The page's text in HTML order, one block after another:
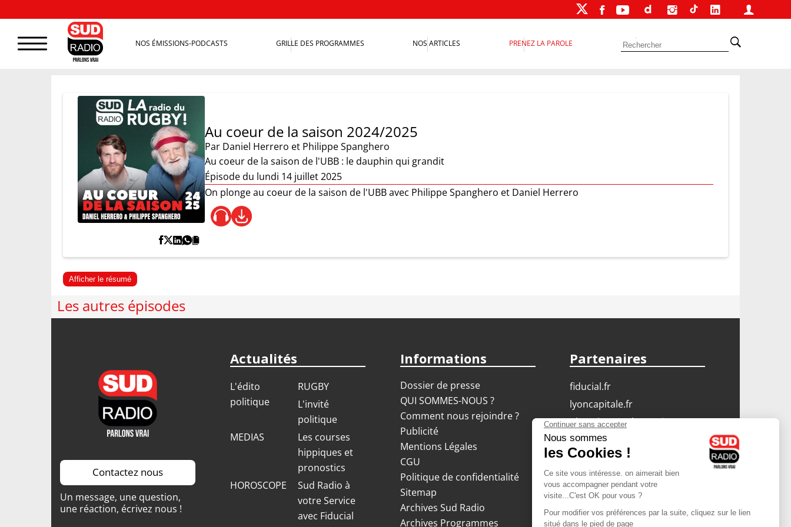
NOS ÉMISSIONS-PODCASTS GRILLE DES PROGRAMMES NOS ARTICLES PRENEZ LA PAROLE
Au coeur de la saison 2024/2025
Par Daniel Herrero et Philippe Spanghero
Au coeur de la saison de l'UBB : le dauphin qui grandit
Épisode du lundi 14 juillet 2025
On plonge au coeur de la saison de l'UBB avec Philippe Spanghero et Daniel Herrero
Afficher le résumé
Les autres épisodes
Contactez nous
Un message, une question,
une réaction, écrivez nous !
Actualités
L'édito
politique
RUGBY
L'invité
politique
MEDIAS
Les courses
hippiques et
pronostics
HOROSCOPE
Sud Radio à
votre Service
avec Fiducial
Informations
Dossier de presse
QUI SOMMES-NOUS ?
Comment nous rejoindre ?
Publicité
Mentions Légales
CGU
Politique de confidentialité
Sitemap
Archives Sud Radio
Archives Programmes
Partenaires
fiducial.fr
lyoncapitale.fr
olympique-et-lyonnais.com
L'application Iphone
/ Android
Téléchargez l'application